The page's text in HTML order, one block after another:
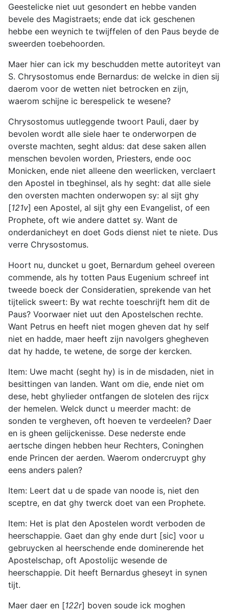
Geestelicke niet uut gesondert en hebbe vanden
bevele des Magistraets; ende dat ick geschenen
hebbe een weynich te twijffelen of den Paus beyde de
sweerden toebehoorden.
Maer hier can ick my beschudden mette autoriteyt van
S. Chrysostomus ende Bernardus: de welcke in dien sij
daerom voor de wetten niet betrocken en zijn,
waerom schijne ic berespelick te wesene?
Chrysostomus uutleggende twoort Pauli, daer by
bevolen wordt alle siele haer te onderworpen de
overste machten, seght aldus: dat dese saken allen
menschen bevolen worden, Priesters, ende ooc
Monicken, ende niet alleene den weerlicken, verclaert
den Apostel in tbeghinsel, als hy seght: dat alle siele
den oversten machten onderwopen sy: al sijt ghy
[121v] een Apostel, al sijt ghy een Evangelist, of een
Prophete, oft wie andere dattet sy. Want de
onderdanicheyt en doet Gods dienst niet te niete. Dus
verre Chrysostomus.
Hoort nu, duncket u goet, Bernardum geheel overeen
commende, als hy totten Paus Eugenium schreef int
tweede boeck der Consideratien, sprekende van het
tijtelick sweert: By wat rechte toeschrijft hem dit de
Paus? Voorwaer niet uut den Apostelschen rechte.
Want Petrus en heeft niet mogen gheven dat hy self
niet en hadde, maer heeft zijn navolgers ghegheven
dat hy hadde, te wetene, de sorge der kercken.
Item: Uwe macht (seght hy) is in de misdaden, niet in
besittingen van landen. Want om die, ende niet om
dese, hebt ghylieder ontfangen de slotelen des rijcx
der hemelen. Welck dunct u meerder macht: de
sonden te vergheven, oft hoeven te verdeelen? Daer
en is gheen gelijckenisse. Dese nederste ende
aertsche dingen hebben heur Rechters, Coninghen
ende Princen der aerden. Waerom ondercruypt ghy
eens anders palen?
Item: Leert dat u de spade van noode is, niet den
sceptre, en dat ghy twerck doet van een Prophete.
Item: Het is plat den Apostelen wordt verboden de
heerschappie. Gaet dan ghy ende durt [sic] voor u
gebruycken al heerschende ende dominerende het
Apostelschap, oft Apostolijc wesende de
heerschappie. Dit heeft Bernardus gheseyt in synen
tijt.
Maer daer en [122r] boven soude ick moghen